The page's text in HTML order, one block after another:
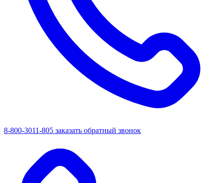
8-800-3011-805 заказать обратный звонок